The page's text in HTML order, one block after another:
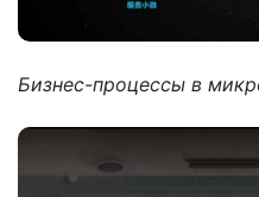
Бизнес-процессы в